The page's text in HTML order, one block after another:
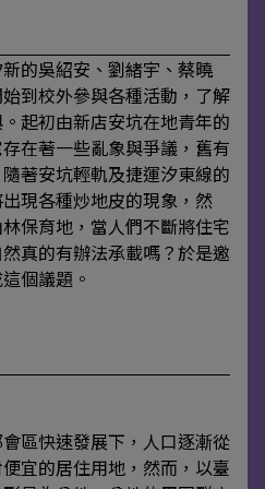
的吳紹安、劉緒宇、蔡曉
到校外參與各種活動，了解
起初由新店安坑在地青年的
在著一些亂象與爭議，舊有
著安坑輕軌及捷運汐東線的
現各種炒地皮的現象，然
保育地，當人們不斷將住宅
真的有辦法承載嗎？於是邀
個議題。
區快速發展下，人口逐漸從
宜的居住用地，然而，以臺